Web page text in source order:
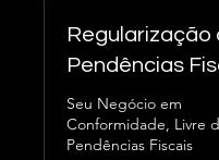
Regularização
Pendências
Seu Negócio em
Conformidade, Livre
Pendências Fiscais